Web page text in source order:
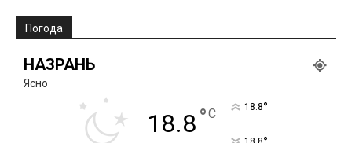
Погода
НАЗРАНЬ
Ясно
18.8°C 18.8°